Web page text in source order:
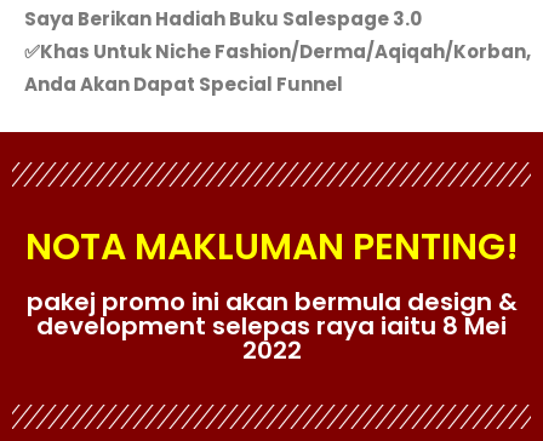
Saya Berikan Hadiah Buku Salespage 3.0
✅Khas Untuk Niche Fashion/derma/aqiqah/korban,
Anda Akan Dapat Special Funnel
NOTA MAKLUMAN PENTING!
pakej promo ini akan bermula design &
development selepas raya iaitu 8 Mei
2022